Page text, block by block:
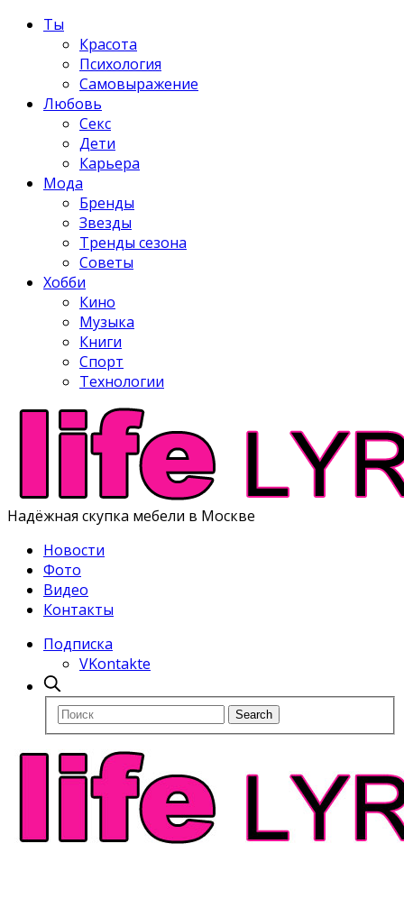
Ты
Красота
Психология
Самовыражение
Любовь
Секс
Дети
Карьера
Мода
Бренды
Звезды
Тренды сезона
Советы
Хобби
Кино
Музыка
Книги
Спорт
Технологии
Надёжная скупка мебели в Москве
Новости
Фото
Видео
Контакты
Подписка
VKontakte